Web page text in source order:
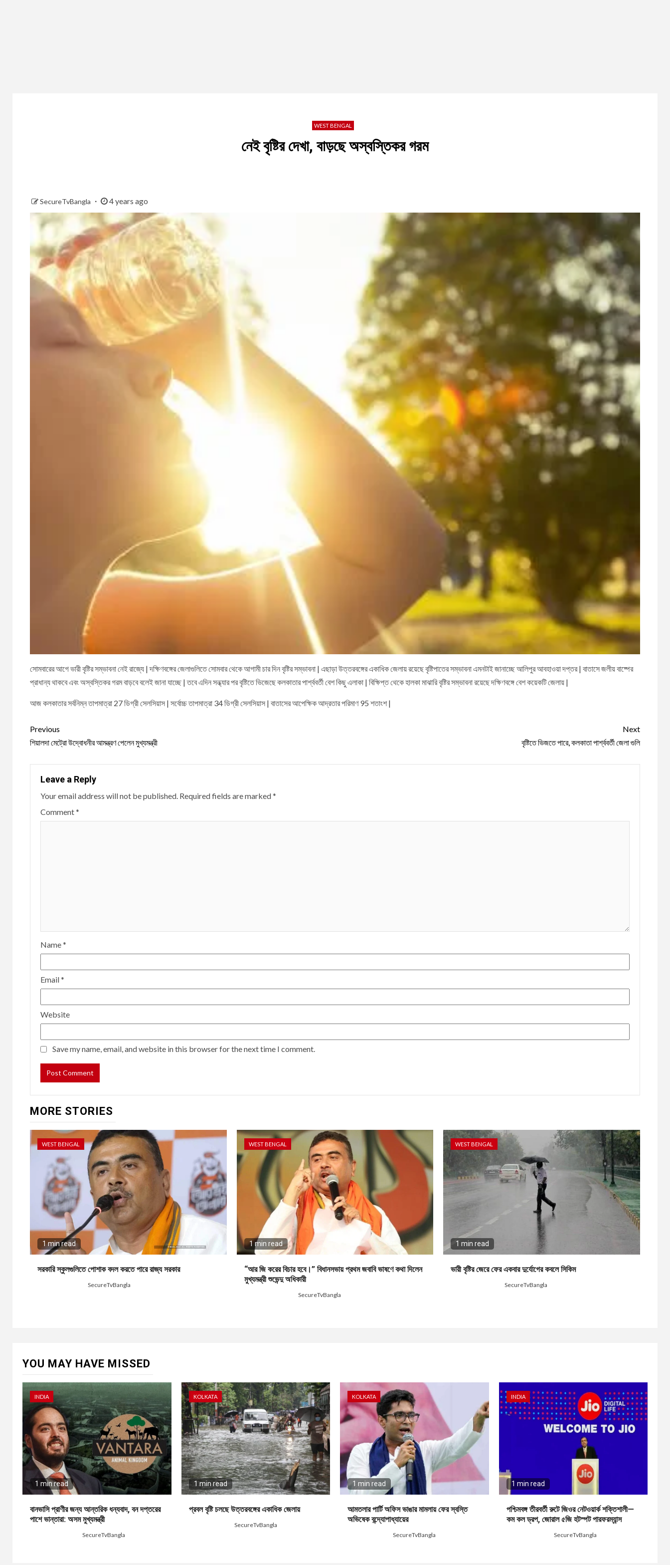
WEST BENGAL
নেই বৃষ্টির দেখা, বাড়ছে অস্বস্তিকর গরম
SecureTvBangla 4 years ago
সোমবারের আগে ভারী বৃষ্টির সম্ভাবনা নেই রাজ্যে | দক্ষিণবঙ্গের জেলাগুলিতে সোমবার থেকে আগামী চার দিন বৃষ্টির সম্ভাবনা | এছাড়া উত্তরবঙ্গের একাধিক জেলায় রয়েছে বৃষ্টিপাতের সম্ভাবনা এমনটাই জানাচ্ছে আলিপুর আবহাওয়া দপ্তর | বাতাসে জলীয় বাষ্পের
প্রাধান্য থাকবে এবং অস্বস্তিকর গরম বাড়বে বলেই জানা যাচ্ছে | তবে এদিন সন্ধ্যার পর বৃষ্টিতে ভিজেছে কলকাতার পার্শ্ববর্তী বেশ কিছু এলাকা | বিক্ষিপ্ত থেকে হালকা মাঝারি বৃষ্টির সম্ভাবনা রয়েছে দক্ষিণবঙ্গে বেশ কয়েকটি জেলায় |
আজ কলকাতার সর্বনিম্ন তাপমাত্রা 27 ডিগ্রী সেলসিয়াস | সর্বোচ্চ তাপমাত্রা 34 ডিগ্রী সেলসিয়াস | বাতাসের আপেক্ষিক আদ্রতার পরিমাণ 95 শতাংশ |
Continue
Reading
Previous
শিয়ালদা মেট্রো উদ্বোধনীর আমন্ত্রণ পেলেন মুখ্যমন্ত্রী
Next
বৃষ্টিতে ভিজতে পারে, কলকাতা পার্শ্ববর্তী জেলা গুলি
Leave a Reply
Your email address will not be published. Required fields are marked*
Comment*
Name*
Email*
Website
Save my name, email, and website in this browser for the next time I comment.
MORE STORIES
WEST BENGAL
1 min read
সরকারি স্কুলগুলিতে পোশাক বদল করতে পারে রাজ্য সরকার
SecureTvBangla
WEST BENGAL
1 min read
“আর জি করের বিচার হবে।” বিধানসভায় প্রথম জবাবি ভাষণে কথা দিলেন
মুখ্যমন্ত্রী শুভেন্দু অধিকারী
SecureTvBangla
WEST BENGAL
1 min read
ভারী বৃষ্টির জেরে ফের একবার দুর্যোগের কবলে সিকিম
SecureTvBangla
YOU MAY HAVE MISSED
INDIA
1 min read
বানভাসি প্রাণীর জন্য আন্তরিক ধন্যবাদ, বন দপ্তরের
পাশে ভান্তারা: অসম মুখ্যমন্ত্রী
SecureTvBangla
KOLKATA
1 min read
প্রবল বৃষ্টি চলছে উত্তরবঙ্গের একাধিক জেলায়
SecureTvBangla
KOLKATA
1 min read
আমতলার পার্টি অফিস ভাঙার মামলায় ফের স্বস্তি
অভিষেক বন্দ্যোপাধ্যায়ের
SecureTvBangla
INDIA
1 min read
পশ্চিমবঙ্গ তীরবর্তী রুটে জিওর নেটওয়ার্ক শক্তিশালী—
কম কল ড্রপ, জোরাল ৫জি হটস্পট পারফরম্যান্স
SecureTvBangla